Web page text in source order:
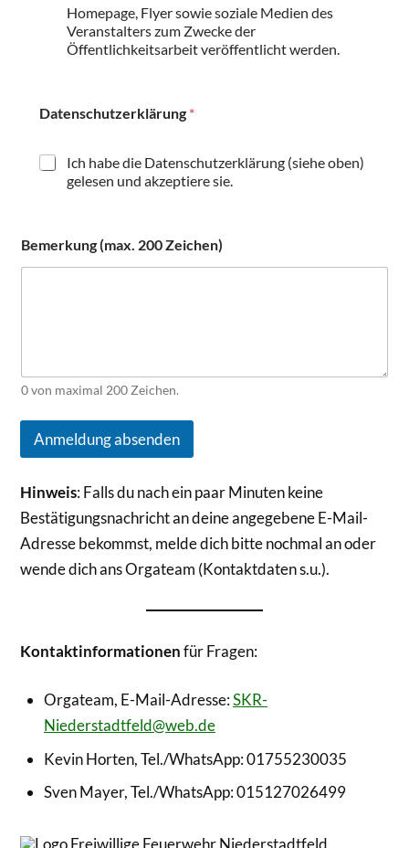
Homepage, Flyer sowie soziale Medien des
Veranstalters zum Zwecke der
Öffentlichkeitsarbeit veröffentlicht werden.
Datenschutzerklärung *
Ich habe die Datenschutzerklärung (siehe oben)
gelesen und akzeptiere sie.
Bemerkung (max. 200 Zeichen)
0 von maximal 200 Zeichen.
Anmeldung absenden
Hinweis: Falls du nach ein paar Minuten keine
Bestätigungsnachricht an deine angegebene E-Mail-
Adresse bekommst, melde dich bitte nochmal an oder
wende dich ans Orgateam (Kontaktdaten s.u.).
Kontaktinformationenfür Fragen:
Orgateam, E-Mail-Adresse:SKR-
Niederstadtfeld@web.de
Kevin Horten, Tel./WhatsApp: 01755230035
Sven Mayer, Tel./WhatsApp: 015127026499